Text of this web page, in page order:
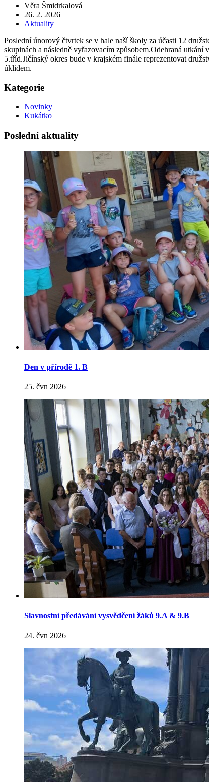
Věra Šmidrkalová
26. 2. 2026
Aktuality
Poslední únorový čtvrtek se v hale naší školy za účasti 12
skupinách a následně vyřazovacím způsobem.Odehraná
5.tříd.Jičínský okres bude v krajském finále reprezentovat
úklidem.
Kategorie
Novinky
Kukátko
Poslední aktuality
Den v přírodě 1. B
25. čvn 2026
Slavnostní předávání vysvědčení žáků 9.A & 9.B
24. čvn 2026